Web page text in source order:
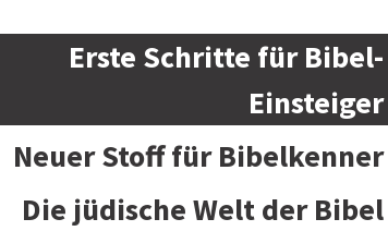
Erste Schritte für Bibel-
Einsteiger
Neuer Stoff für Bibelkenner
Die jüdische Welt der Bibel